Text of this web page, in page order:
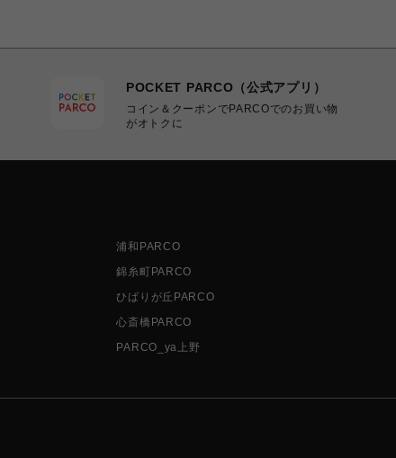
POCKET PARCO（公式アプリ）
コイン＆クーポンでPARCOでのお買い物
がオトクに
浦和PARCO
錦糸町PARCO
ひばりが丘PARCO
心斎橋PARCO
PARCO_ya上野